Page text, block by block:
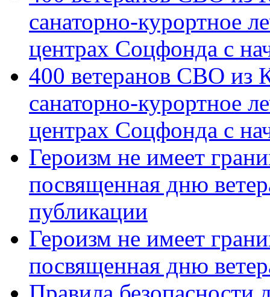
санаторно-курортное
центрах Соцфонда с
400 ветеранов СВО из
санаторно-курортное
центрах Соцфонда с
Героизм не имеет
посвященная дню
публикации
Героизм не имеет
посвященная дню